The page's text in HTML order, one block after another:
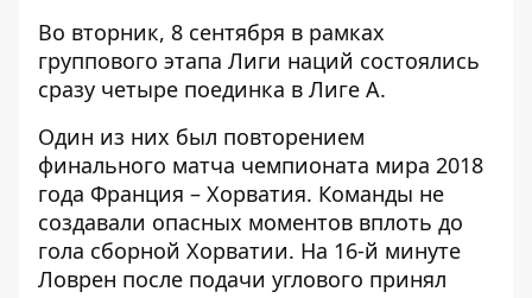
Во вторник, 8 сентября в рамках
группового этапа Лиги наций состоялись
сразу четыре поединка в Лиге А.
Один из них был повторением
финального матча чемпионата мира 2018
года Франция – Хорватия. Команды не
создавали опасных моментов вплоть до
гола сборной Хорватии. На 16-й минуте
Ловрен после подачи углового принял